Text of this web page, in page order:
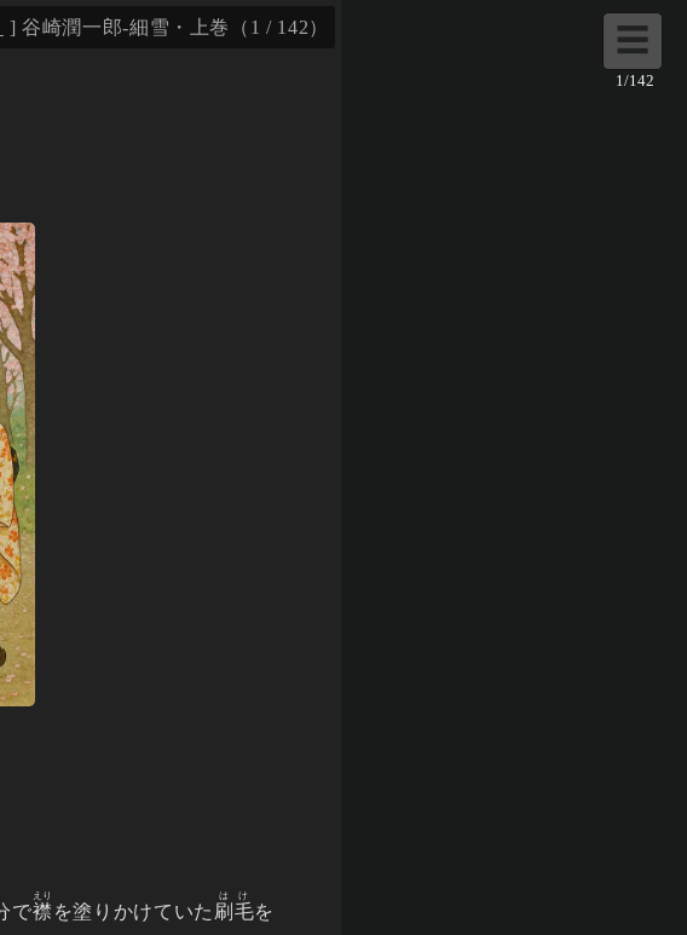
☰
1/142
で襟
えり
を塗りかけていた 刷毛
はけ
を
] 谷崎潤一郎-細雪・上巻（1 / 142）